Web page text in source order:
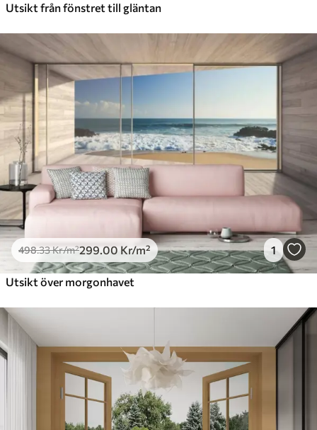
Utsikt från fönstret till gläntan
498.33Kr/m²299.00 Kr/m² 1
Utsikt över morgonhavet